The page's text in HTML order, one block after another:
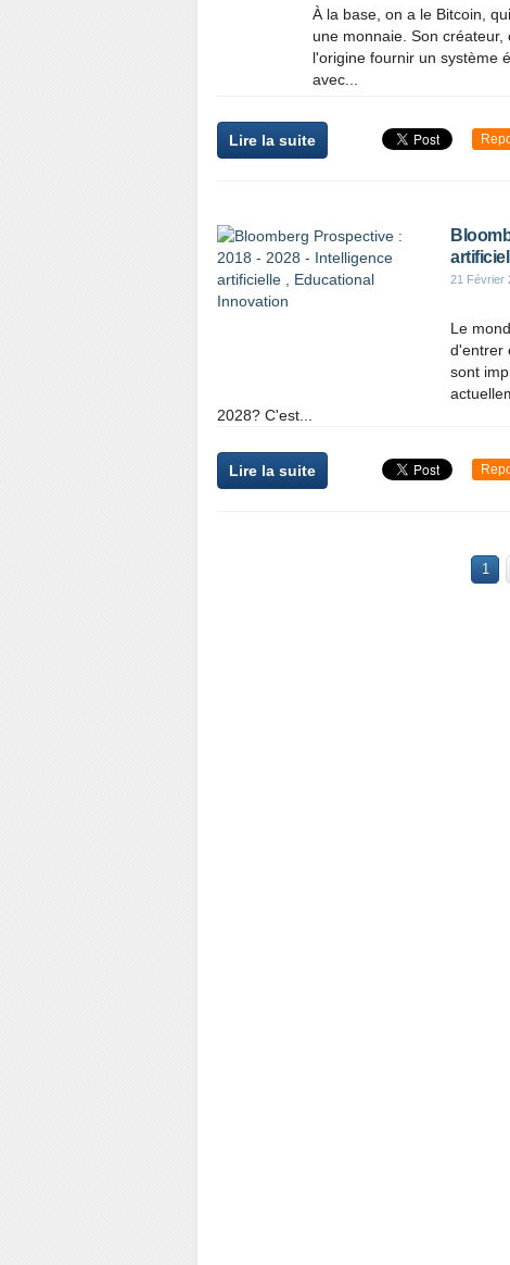
À la base, on a le Bitcoin,
une monnaie. Son
l'origine fournir un système
avec...
Lire la suite
21 Février
Le
d'entrer
sont
2028? C'est...
Lire la suite
1